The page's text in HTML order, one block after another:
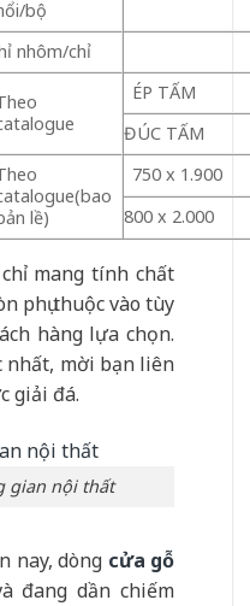
bộ
nhôm/chỉ
ÉP TẤM
ĐÚC TẤM
lề)
750 x 1.900
800 x 2.000
mang tính chất
phụ thuộc vào tùy
hàng lựa chọn.
nhất, mời bạn liên
giải đá.
gian nội thất
nay, dòng cửa gỗ
đang dần chiếm